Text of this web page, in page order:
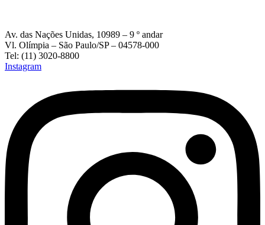
Av. das Nações Unidas, 10989 – 9 º andar
Vl. Olímpia – São Paulo/SP – 04578-000
Tel: (11) 3020-8800
Instagram